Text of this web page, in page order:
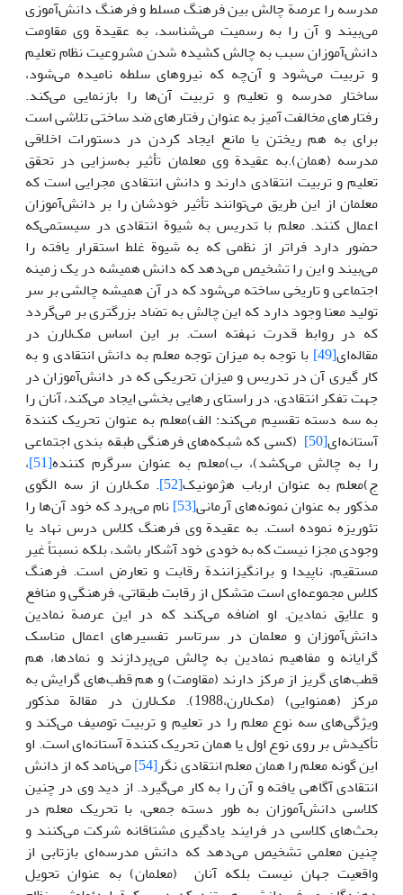
مدرسه را عرصة چالش بین فرهنگ مسلط و فرهنگ دانش‌آموزی
می‌بیند و آن را به رسمیت می‌شناسد، به عقیدة وی مقاومت
دانش‌آموزان سبب به چالش کشیده شدن مشروعیت نظام تعلیم
و تربیت می‌شود و آن‌چه که نیروهای سلطه نامیده می‌شود،
ساختار مدرسه و تعلیم و تربیت آن‌ها را بازنمایی می‌کند.
رفتارهای مخالفت آمیز به عنوان رفتارهای ضد ساختی تلاشی است
برای به هم ریختن یا مانع ایجاد کردن در دستورات اخلاقی
مدرسه (همان).به عقیدة وی معلمان تأثیر به‌سزایی در تحقق
تعلیم و تربیت انتقادی دارند و دانش انتقادی مجرایی است که
معلمان از این طریق می‌توانند تأثیر خودشان را بر دانش‌آموزان
اعمال کنند. معلم با تدریس به شیوة انتقادی در سیستمی‌که
حضور دارد فراتر از نظمی که به شیوة غلط استقرار یافته را
می‌بیند و این را تشخیص می‌دهد که دانش همیشه در یک زمینه
اجتماعی و تاریخی ساخته می‌شود که در آن همیشه چالشی بر سر
تولید معنا وجود دارد که این چالش به تضاد بزرگتری بر می‌گردد
که در روابط قدرت نهفته است. بر این اساس مک‌لارن در
مقاله‌ای[49]
با توجه به میزان توجه معلم به دانش انتقادی و به
کار گیری آن در تدریس و میزان تحریکی که در دانش‌آموزان در
جهت تفکر انتقادی، در راستای رهایی بخشی ایجاد می‌کند، آنان را
به سه دسته تقسیم می‌کند: الف)معلم به عنوان تحریک کنندة
آستانه‌ای[50]
(کسی که شبکه‌های فرهنگی طبقه بندی اجتماعی
را به چالش می‌کشد)، ب)معلم به عنوان سرگرم کننده[51]
،
ج)معلم به عنوان ارباب هژمونیک[52]
. مک‌لارن از سه الگوی
مذکور به عنوان نمونه‌های آرمانی[53]
نام می‌برد که خود آن‌ها را
تئوریزه نموده است. به عقیدة وی فرهنگ کلاس درس نهاد یا
وجودی مجزا نیست که به خودی خود آشکار باشد، بلکه نسبتاً غیر
مستقیم، ناپیدا و برانگیزانندة رقابت و تعارض است. فرهنگ
کلاس مجموعه‌ای است متشکل از رقابت طبقاتی، فرهنگی و منافع
و علایق نمادین. او اضافه می‌کند که در این عرصة نمادین
دانش‌آموزان و معلمان در سرتاسر تفسیرهای اعمال مناسک
گرایانه و مفاهیم نمادین به چالش می‌پردازند و نمادها، هم
قطب‌های گریز از مرکز دارند (مقاومت) و هم قطب‌های گرایش به
مرکز (همنوایی) (مک‌لارن،1988). مک‌لارن در مقالة مذکور
ویژگی‌های سه نوع معلم را در تعلیم و تربیت توصیف می‌کند و
تأکیدش بر روی نوع اول یا همان تحریک کنندة آستانه‌ای است. او
این گونه معلم را همان معلم انتقادی نگر[54]
می‌نامد که از دانش
انتقادی آگاهی یافته و آن را به کار می‌گیرد. از دید وی در چنین
کلاسی دانش‌آموزان به طور دسته جمعی، با تحریک معلم در
بحث‌های کلاسی در فرایند یادگیری مشتاقانه شرکت می‌کنند و
چنین معلمی تشخیص می‌دهد که دانش مدرسه‌ای بازتابی از
واقعیت جهان نیست بلکه آنان (معلمان) به عنوان تحویل